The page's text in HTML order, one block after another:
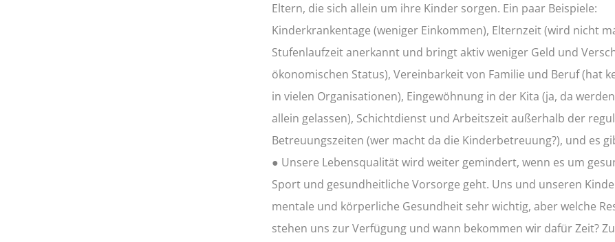
Eltern, die sich allein um ihre Kinder sorgen. Ein paar Beispiele:
Kinderkrankentage (weniger Einkommen), Elternzeit (wird nicht
Stufenlaufzeit anerkannt und bringt aktiv weniger Geld und
ökonomischen Status), Vereinbarkeit von Familie und Beruf (hat
in vielen Organisationen), Eingewöhnung in der Kita (ja, da
allein gelassen), Schichtdienst und Arbeitszeit außerhalb der
Betreuungszeiten (wer macht da die Kinderbetreuung?), und es
● Unsere Lebensqualität wird weiter gemindert, wenn es um
Sport und gesundheitliche Vorsorge geht. Uns und unseren
mentale und körperliche Gesundheit sehr wichtig, aber welche
stehen uns zur Verfügung und wann bekommen wir dafür Zeit?